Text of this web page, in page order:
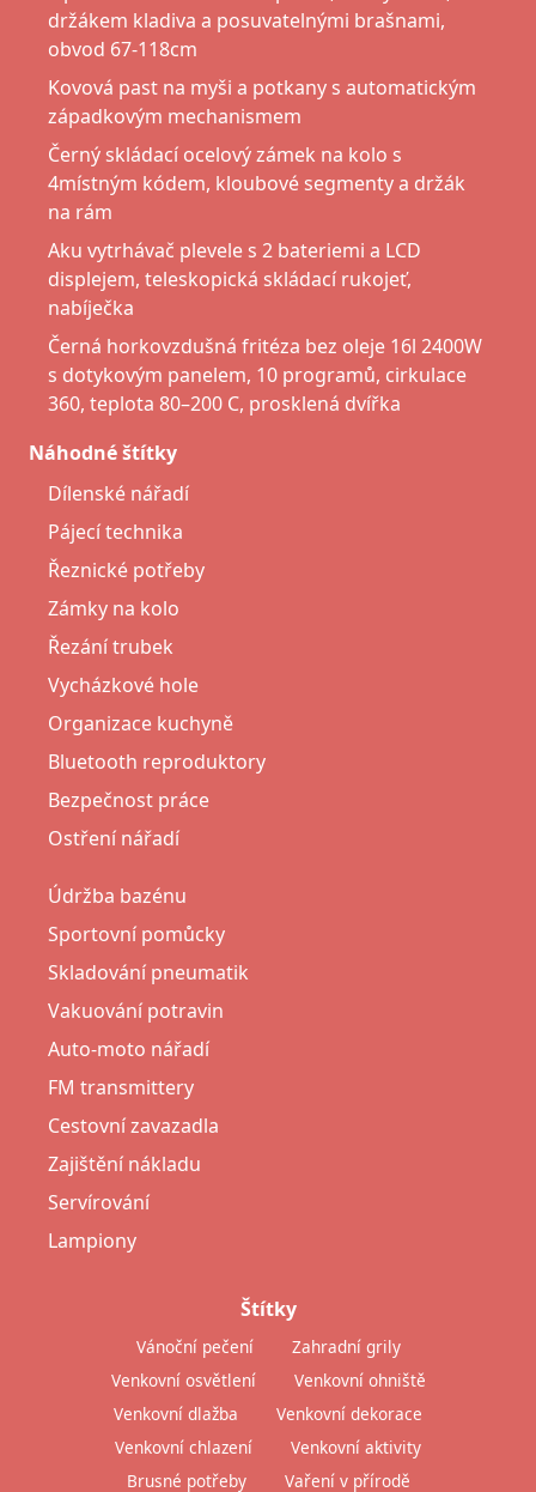
držákem kladiva a posuvatelnými brašnami,
obvod 67-118cm
Kovová past na myši a potkany s automatickým
západkovým mechanismem
Černý skládací ocelový zámek na kolo s
4místným kódem, kloubové segmenty a držák
na rám
Aku vytrhávač plevele s 2 bateriemi a LCD
displejem, teleskopická skládací rukojeť,
nabíječka
Černá horkovzdušná fritéza bez oleje 16l 2400W
s dotykovým panelem, 10 programů, cirkulace
360, teplota 80–200 C, prosklená dvířka
Náhodné štítky
Dílenské nářadí
Pájecí technika
Řeznické potřeby
Zámky na kolo
Řezání trubek
Vycházkové hole
Organizace kuchyně
Bluetooth reproduktory
Bezpečnost práce
Ostření nářadí
Údržba bazénu
Sportovní pomůcky
Skladování pneumatik
Vakuování potravin
Auto-moto nářadí
FM transmittery
Cestovní zavazadla
Zajištění nákladu
Servírování
Lampiony
Štítky
Vánoční pečení
Zahradní grily
Venkovní osvětlení
Venkovní ohniště
Venkovní dlažba
Venkovní dekorace
Venkovní chlazení
Venkovní aktivity
Brusné potřeby
Vaření v přírodě